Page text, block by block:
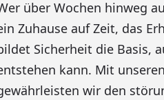
über Wochen hinweg
Zuhause auf Zeit, das
Sicherheit die Basis,
kann. Mit
wir den